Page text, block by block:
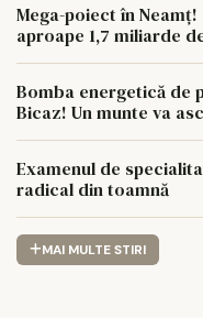
Mega-poiect în
aproape 1,7 miliarde
Bomba energetică de
Bicaz! Un munte va
Examenul de
radical din toamnă
MAI MULTE STIRI